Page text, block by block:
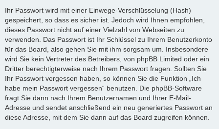
Ihr Passwort wird mit einer Einwege-Verschlüsselung (Hash)
gespeichert, so dass es sicher ist. Jedoch wird Ihnen empfohlen,
dieses Passwort nicht auf einer Vielzahl von Webseiten zu
verwenden. Das Passwort ist Ihr Schlüssel zu Ihrem Benutzerkonto
für das Board, also gehen Sie mit ihm sorgsam um. Insbesondere
wird Sie kein Vertreter des Betreibers, von phpBB Limited oder ein
Dritter berechtigterweise nach Ihrem Passwort fragen. Sollten Sie
Ihr Passwort vergessen haben, so können Sie die Funktion „Ich
habe mein Passwort vergessen“ benutzen. Die phpBB-Software
fragt Sie dann nach Ihrem Benutzernamen und Ihrer E-Mail-
Adresse und sendet anschließend ein neu generiertes Passwort an
diese Adresse, mit dem Sie dann auf das Board zugreifen können.